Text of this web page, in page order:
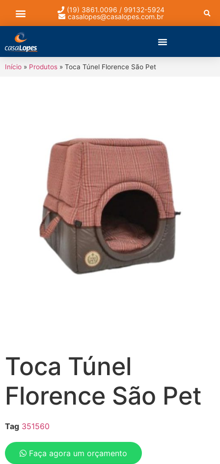
(19) 3861.0096 / 99132-5924
casalopes@casalopes.com.br
Início » Produtos » Toca Túnel Florence São Pet
Toca Túnel
Florence São Pet
Tag 351560
Faça agora um orçamento